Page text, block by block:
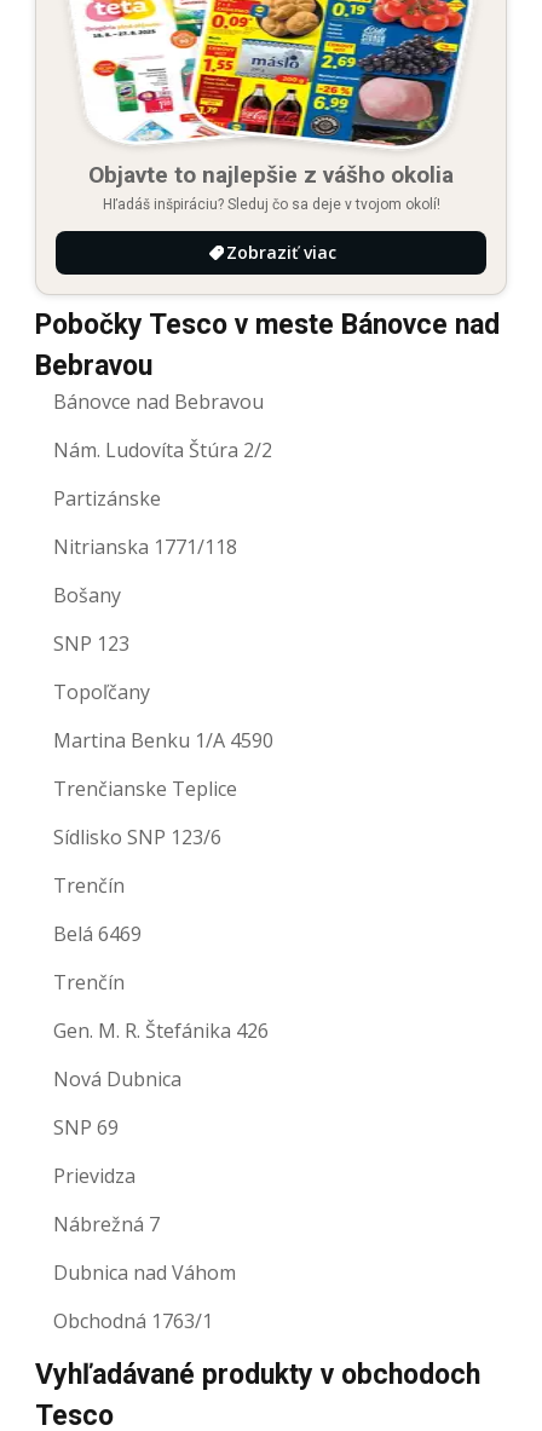
Objavte to najlepšie z vášho okolia
Hľadáš inšpiráciu? Sleduj čo sa deje v tvojom okolí!
Zobraziť viac
Pobočky Tesco v meste Bánovce nad
Bebravou
Bánovce nad Bebravou
Nám. Ludovíta Štúra 2/2
Partizánske
Nitrianska 1771/118
Bošany
SNP 123
Topoľčany
Martina Benku 1/A 4590
Trenčianske Teplice
Sídlisko SNP 123/6
Trenčín
Belá 6469
Trenčín
Gen. M. R. Štefánika 426
Nová Dubnica
SNP 69
Prievidza
Nábrežná 7
Dubnica nad Váhom
Obchodná 1763/1
Vyhľadávané produkty v obchodoch
Tesco